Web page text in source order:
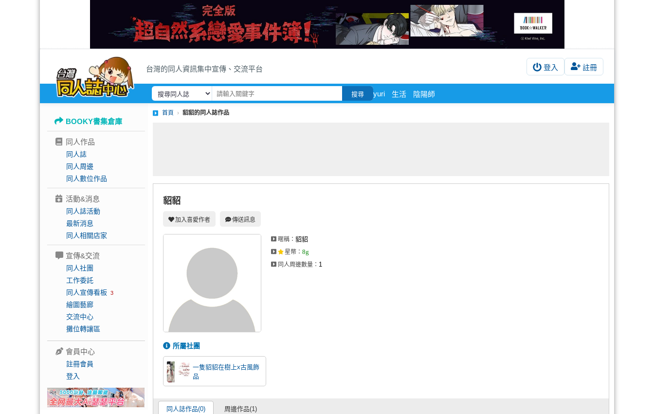
台灣的同人資訊集中宣傳、交流平台 登入 註冊
搜尋 yuri 生活 陰陽師
BOOKY書集倉庫
同人作品
同人誌
同人周邊
同人數位作品
活動&消息
同人誌活動
最新消息
同人相關店家
宣傳&交流
同人社團
工作委託
同人宣傳看板 3
繪圖藝廊
交流中心
攤位轉讓區
會員中心
註冊會員
登入
首頁 貂貂的同人誌作品
貂貂
加入喜愛作者 傳送訊息
暱稱： 貂貂
星幣 ： 8g
同人周邊數量： 1
所屬社團
一隻貂貂在樹上x古風飾
品
同人誌作品(0) 周邊作品(1)